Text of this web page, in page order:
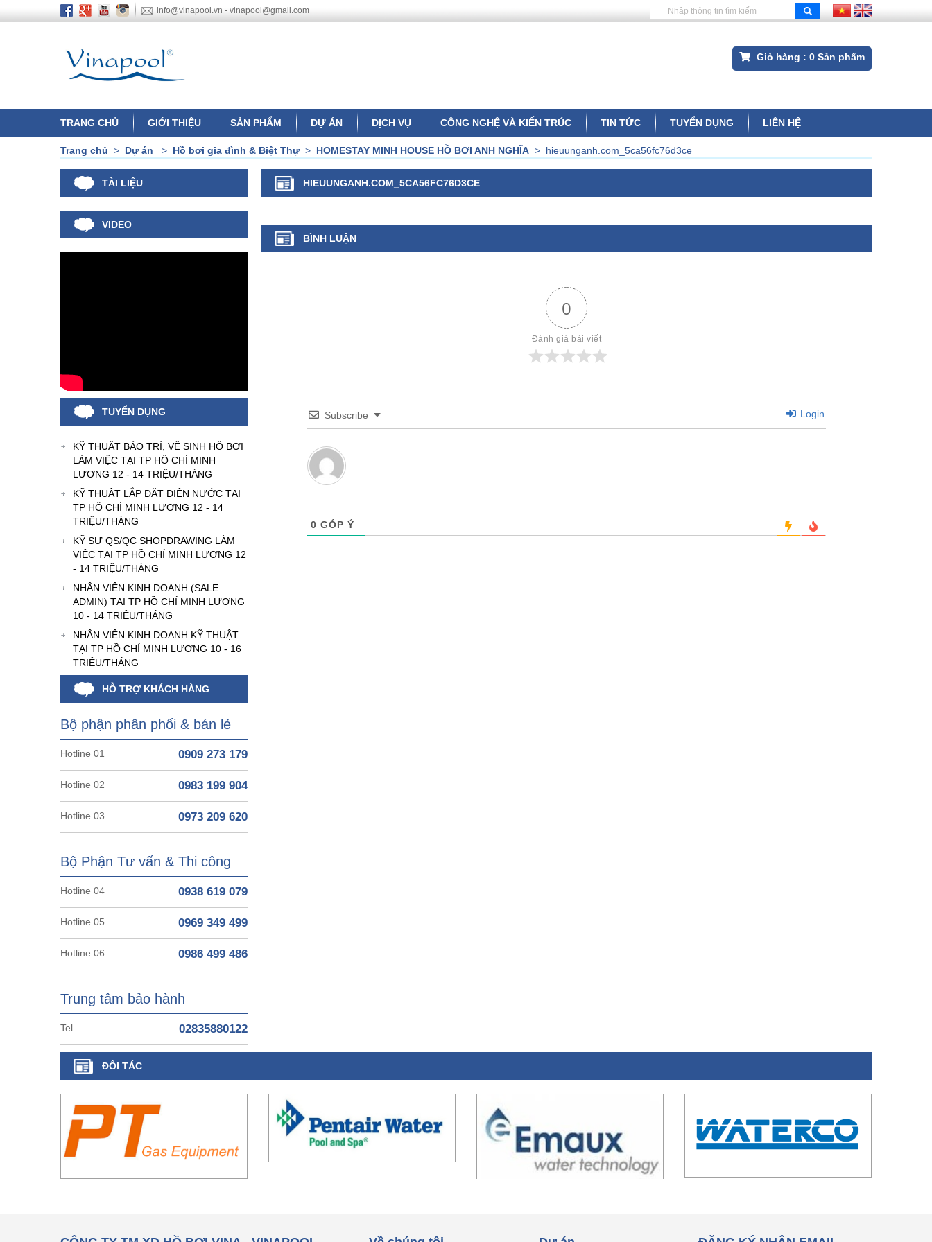
info@vinapool.vn - vinapool@gmail.com
Giỏ hàng : 0 Sản phẩm
TRANG CHỦ GIỚI THIỆU SẢN PHẨM DỰ ÁN DỊCH VỤ CÔNG NGHỆ VÀ KIẾN TRÚC TIN TỨC TUYỂN DỤNG LIÊN HỆ
Trang chủ > Dự án > Hồ bơi gia đình & Biệt Thự> HOMESTAY MINH HOUSE HỒ BƠI ANH NGHĨA > hieuunganh.com_5ca56fc76d3ce
TÀI LIỆU
VIDEO
TUYỂN DỤNG
KỸ THUẬT BẢO TRÌ, VỆ SINH HỒ BƠI
LÀM VIỆC TẠI TP HỒ CHÍ MINH
LƯƠNG 12 - 14 TRIỆU/THÁNG
KỸ THUẬT LẮP ĐẶT ĐIỆN NƯỚC TẠI
TP HỒ CHÍ MINH LƯƠNG 12 - 14
TRIỆU/THÁNG
KỸ SƯ QS/QC SHOPDRAWING LÀM
VIỆC TẠI TP HỒ CHÍ MINH LƯƠNG 12
- 14 TRIỆU/THÁNG
NHÂN VIÊN KINH DOANH (SALE
ADMIN) TẠI TP HỒ CHÍ MINH LƯƠNG
10 - 14 TRIỆU/THÁNG
NHÂN VIÊN KINH DOANH KỸ THUẬT
TẠI TP HỒ CHÍ MINH LƯƠNG 10 - 16
TRIỆU/THÁNG
HỖ TRỢ KHÁCH HÀNG
Bộ phận phân phối & bán lẻ
Hotline 01 0909 273 179
Hotline 02 0983 199 904
Hotline 03 0973 209 620
Bộ Phận Tư vấn & Thi công
Hotline 04 0938 619 079
Hotline 05 0969 349 499
Hotline 06 0986 499 486
Trung tâm bảo hành
Tel 02835880122
HIEUUNGANH.COM_5CA56FC76D3CE
BÌNH LUẬN
0
Đánh giá bài viết
Subscribe Login
0 GÓP Ý
ĐỐI TÁC